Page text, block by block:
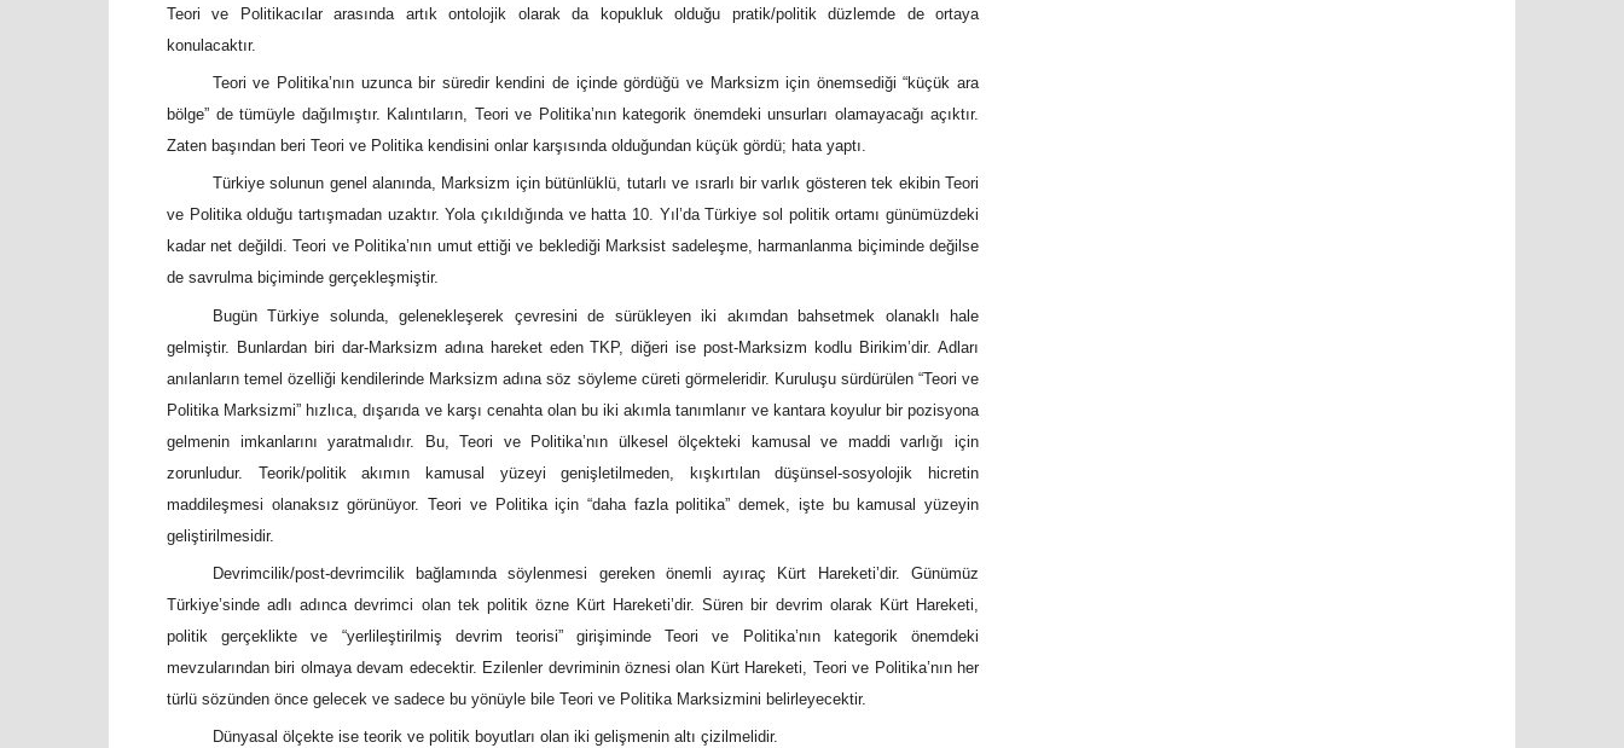
Teori ve Politikacılar arasında artık ontolojik olarak da kopukluk olduğu pratik/politik düzlemde de ortaya
konulacaktır.
Teori ve Politika’nın uzunca bir süredir kendini de içinde gördüğü ve Marksizm için önemsediği “küçük ara
bölge” de tümüyle dağılmıştır. Kalıntıların, Teori ve Politika’nın kategorik önemdeki unsurları olamayacağı açıktır.
Zaten başından beri Teori ve Politika kendisini onlar karşısında olduğundan küçük gördü; hata yaptı.
Türkiye solunun genel alanında, Marksizm için bütünlüklü, tutarlı ve ısrarlı bir varlık gösteren tek ekibin Teori
ve Politika olduğu tartışmadan uzaktır. Yola çıkıldığında ve hatta 10. Yıl’da Türkiye sol politik ortamı günümüzdeki
kadar net değildi. Teori ve Politika’nın umut ettiği ve beklediği Marksist sadeleşme, harmanlanma biçiminde değilse
de savrulma biçiminde gerçekleşmiştir.
Bugün Türkiye solunda, gelenekleşerek çevresini de sürükleyen iki akımdan bahsetmek olanaklı hale
gelmiştir. Bunlardan biri dar-Marksizm adına hareket eden TKP, diğeri ise post-Marksizm kodlu Birikim’dir. Adları
anılanların temel özelliği kendilerinde Marksizm adına söz söyleme cüreti görmeleridir. Kuruluşu sürdürülen “Teori ve
Politika Marksizmi” hızlıca, dışarıda ve karşı cenahta olan bu iki akımla tanımlanır ve kantara koyulur bir pozisyona
gelmenin imkanlarını yaratmalıdır. Bu, Teori ve Politika’nın ülkesel ölçekteki kamusal ve maddi varlığı için
zorunludur. Teorik/politik akımın kamusal yüzeyi genişletilmeden, kışkırtılan düşünsel-sosyolojik hicretin
maddileşmesi olanaksız görünüyor. Teori ve Politika için “daha fazla politika” demek, işte bu kamusal yüzeyin
geliştirilmesidir.
Devrimcilik/post-devrimcilik bağlamında söylenmesi gereken önemli ayıraç Kürt Hareketi’dir. Günümüz
Türkiye’sinde adlı adınca devrimci olan tek politik özne Kürt Hareketi’dir. Süren bir devrim olarak Kürt Hareketi,
politik gerçeklikte ve “yerlileştirilmiş devrim teorisi” girişiminde Teori ve Politika’nın kategorik önemdeki
mevzularından biri olmaya devam edecektir. Ezilenler devriminin öznesi olan Kürt Hareketi, Teori ve Politika’nın her
türlü sözünden önce gelecek ve sadece bu yönüyle bile Teori ve Politika Marksizmini belirleyecektir.
Dünyasal ölçekte ise teorik ve politik boyutları olan iki gelişmenin altı çizilmelidir.